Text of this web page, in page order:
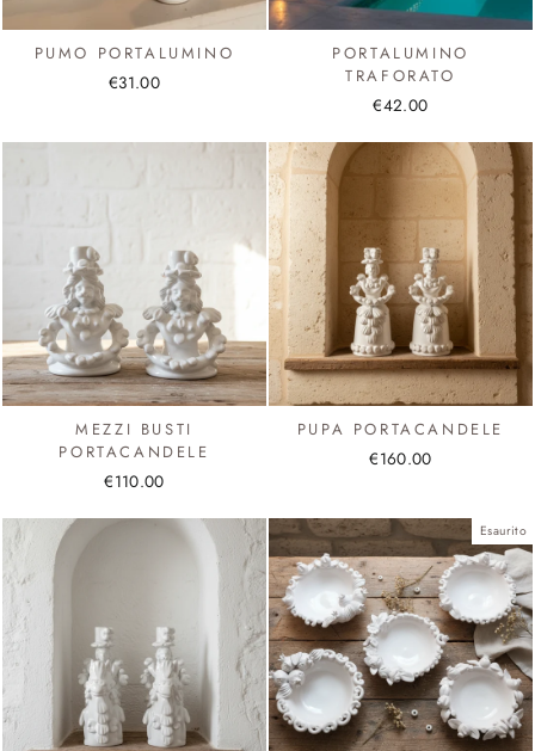
PUMO PORTALUMINO
€31.00
PORTALUMINO
TRAFORATO
€42.00
MEZZI BUSTI
PORTACANDELE
€110.00
PUPA PORTACANDELE
€160.00
Esaurito